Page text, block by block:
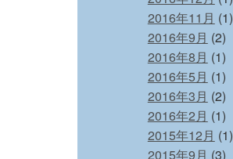
2016年11月 (1)
2016年9月 (2)
2016年8月 (1)
2016年5月 (1)
2016年3月 (2)
2016年2月 (1)
2015年12月 (1)
2015年9月 (3)